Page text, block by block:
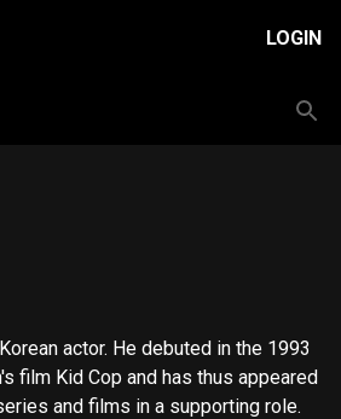
LOGIN
actor. He debuted in the 1993
film Kid Cop and has thus appeared
and films in a supporting role.